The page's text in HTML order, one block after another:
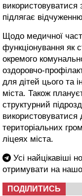
підлягає
Щодо медичної
функціонування як
окремого
оздоровчо-
для дітей цього та
міста. Також
структурний
використовуватися
територіальних
ліцеях міста.
Усі найцікавіші
отримувати на
ПОДІЛИТИСЬ